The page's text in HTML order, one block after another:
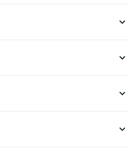
expand_more
expand_more
expand_more
expand_more